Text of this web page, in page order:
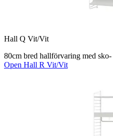
Hall Q Vit/Vit
80cm bred hallförvaring med
Open Hall R Vit/Vit